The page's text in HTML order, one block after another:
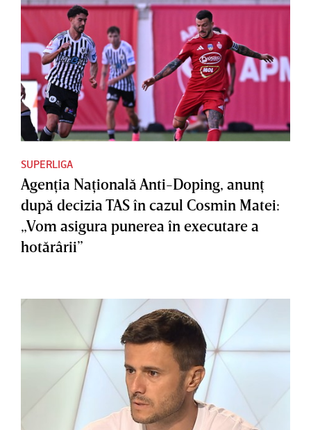
SUPERLIGA
Agenţia Naţională Anti-Doping, anunţ
după decizia TAS în cazul Cosmin Matei:
„Vom asigura punerea în executare a
hotărârii”